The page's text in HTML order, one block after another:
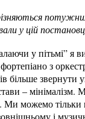
у цій
у пітьмі” я
з
більше звернути
– мінімалізм.
можемо тільки
і